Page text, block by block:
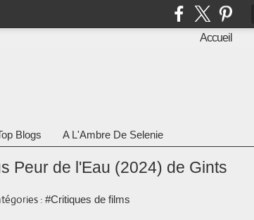
Accueil
Blogs A L'Ambre De Selenie
Peur de l'Eau (2024) de Gints
: #Critiques de films